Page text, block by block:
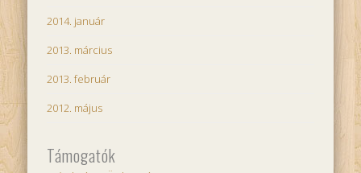
2014. január
2013. március
2013. február
2012. május
Támogatók